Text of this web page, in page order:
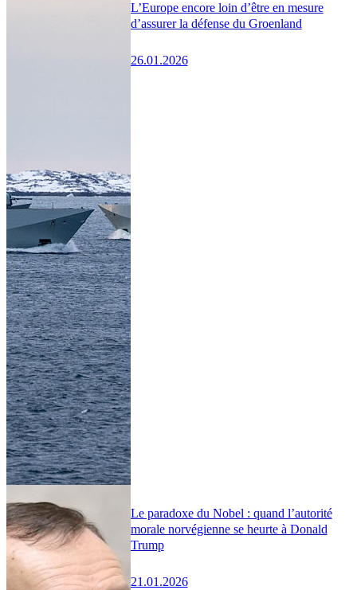
L’Europe encore loin d’être en mesure
d’assurer la défense du Groenland
26.01.2026
Le paradoxe du Nobel : quand l’autorité
morale norvégienne se heurte à Donald
Trump
21.01.2026